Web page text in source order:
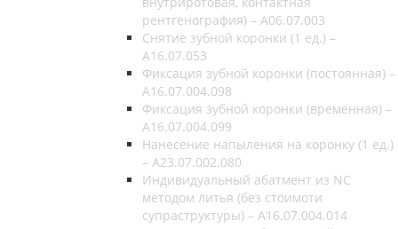
рентгенография) – А06.07.003
Снятие зубной коронки (1 ед.) –
A16.07.053
Фиксация зубной коронки (постоянная) –
A16.07.004.098
Фиксация зубной коронки (временная) –
A16.07.004.099
Нанесение напыления на коронку (1 ед.)
– A23.07.002.080
Индивидуальный абатмент из NC
методом литья (без стоимоти
супраструктуры) – A16.07.004.014